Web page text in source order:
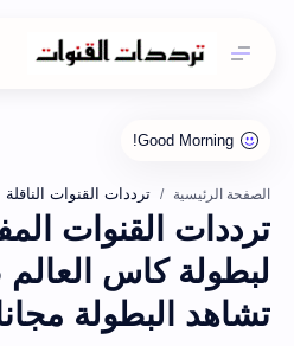
الصفحة الرئيسية ترددات القنوات
ترددات القنوات
تشاهد البطولة